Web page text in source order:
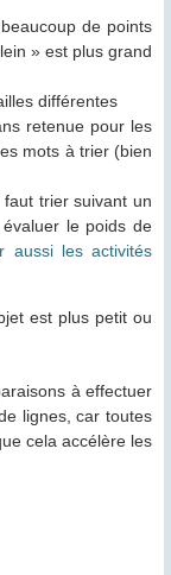
de points
» est plus grand
différentes
retenue pour les
mots à trier (bien
trier suivant un
le poids de
aussi les activités
est plus petit ou
à effectuer
lignes, car toutes
cela accélère les